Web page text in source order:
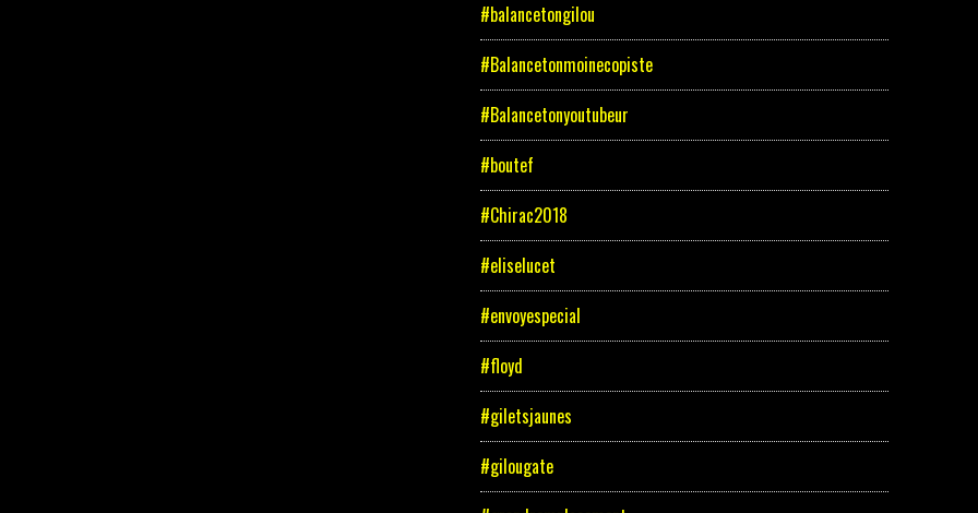
#balancetongilou
#Balancetonmoinecopiste
#Balancetonyoutubeur
#boutef
#Chirac2018
#eliselucet
#envoyespecial
#floyd
#giletsjaunes
#gilougate